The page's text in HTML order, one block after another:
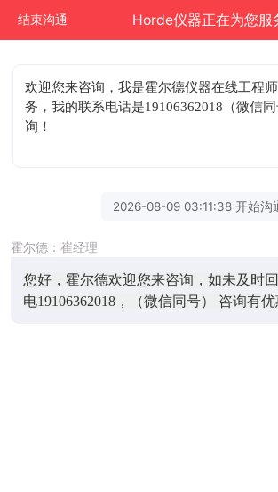
结束沟通 Horde仪器正在为您服
欢迎您来咨询 ，我是霍尔德仪器在线工程
务，我的联系电话是19106362018（微信
询！
2026-08-09 03:11:38 开始沟
霍尔德：崔经理
您好，霍尔德欢迎您来咨询，如未及时
电19106362018，（微信同号） 咨询有优